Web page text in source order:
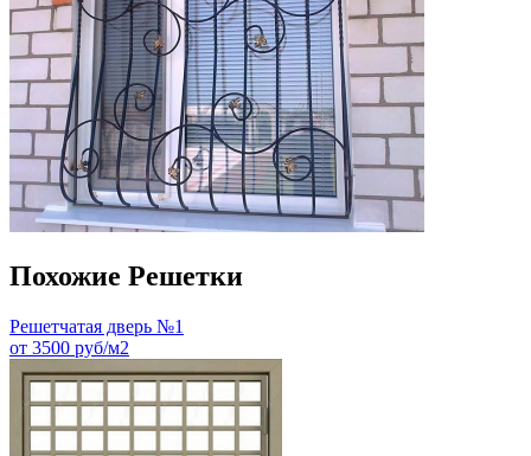
Похожие Решетки
Решетчатая дверь №1
от 3500 руб/м2